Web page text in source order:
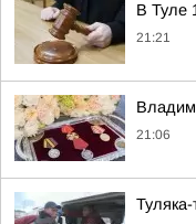
В Туле
21:21
21:06